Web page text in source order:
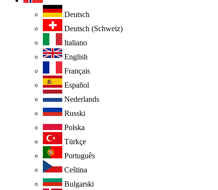
Deutsch
Deutsch (Schweiz)
Italiano
English
Français
Español
Nederlands
Russki
Polska
Türkçe
Português
Ceština
Bulgarski